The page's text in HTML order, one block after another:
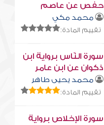
حفص عن عاصم
محمد مكي
تقييم المادة:
سورة النّاس برواية ابن
ذكوان عن ابن عامر
محمد يحيى طاهر
تقييم المادة:
سورة الإخلاص برواية